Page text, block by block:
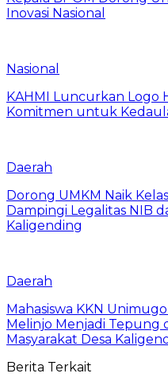
Inovasi Nasional
Nasional
KAHMI Luncurkan Logo
Komitmen untuk
Daerah
Dorong UMKM Naik
Dampingi Legalitas NIB
Kaligending
Daerah
Mahasiswa KKN
Melinjo Menjadi Tepung
Masyarakat Desa
Berita Terkait